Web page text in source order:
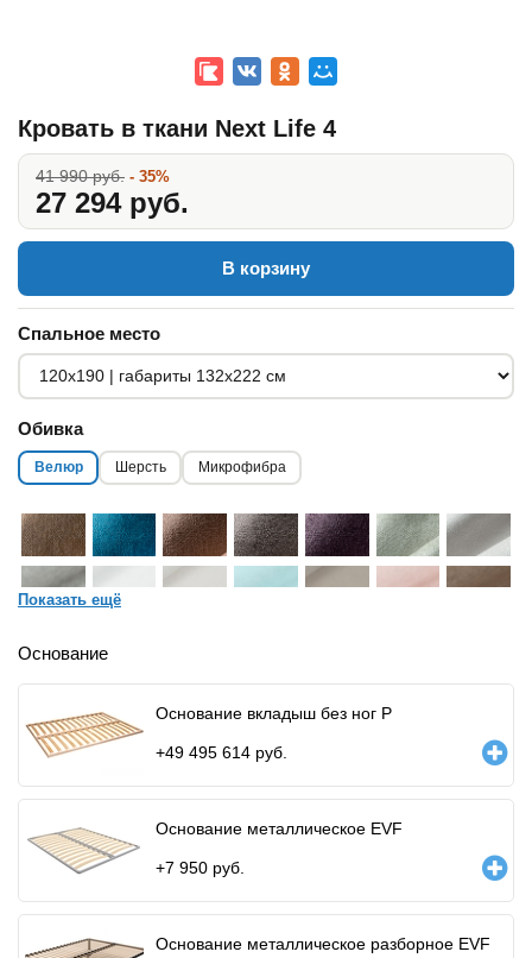
Кровать в ткани Next Life 4
41 990 руб. - 35%
27 294 руб.
В корзину
Спальное место
Обивка
Велюр Шерсть Микрофибра
Показать ещё
Основание
Основание вкладыш без ног P
+49 495 614 руб.
Основание металлическое EVF
+7 950 руб.
Основание металлическое разборное EVF